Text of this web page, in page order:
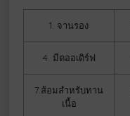
1. จานรอง
4. มีดออเดิร์ฟ
7.ส้อมสำหรับทาน
เนื้อ